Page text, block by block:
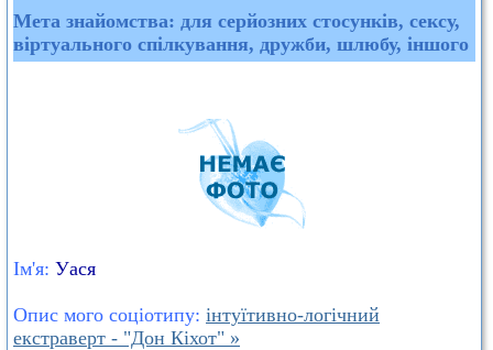
Мета знайомства: для серйозних стосунків, сексу,
віртуального спілкування, дружби, шлюбу, іншого
Ім'я: Уася
Опис мого соціотипу: інтуїтивно-логічний
екстраверт - "Дон Кіхот" »